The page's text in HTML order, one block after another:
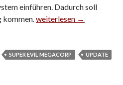
einführen. Dadurch soll
Vainglory erhält
weiterlesen →
SUPER EVIL MEGACORP
UPDATE